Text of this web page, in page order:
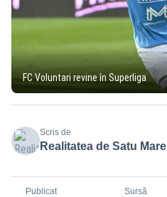
FC Voluntari revine în Superliga
Scris de
Realitatea de Satu Mare
Publicat Sursă